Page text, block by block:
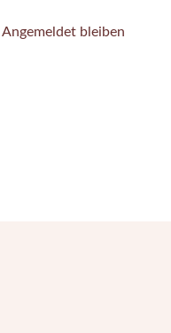
Angemeldet bleiben